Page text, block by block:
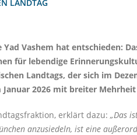
LANDTAG
Vashem hat entschieden:
für lebendige
Landtags, der sich im
2026 mit breiter
erklärt dazu: Das
anzusiedeln, ist eine